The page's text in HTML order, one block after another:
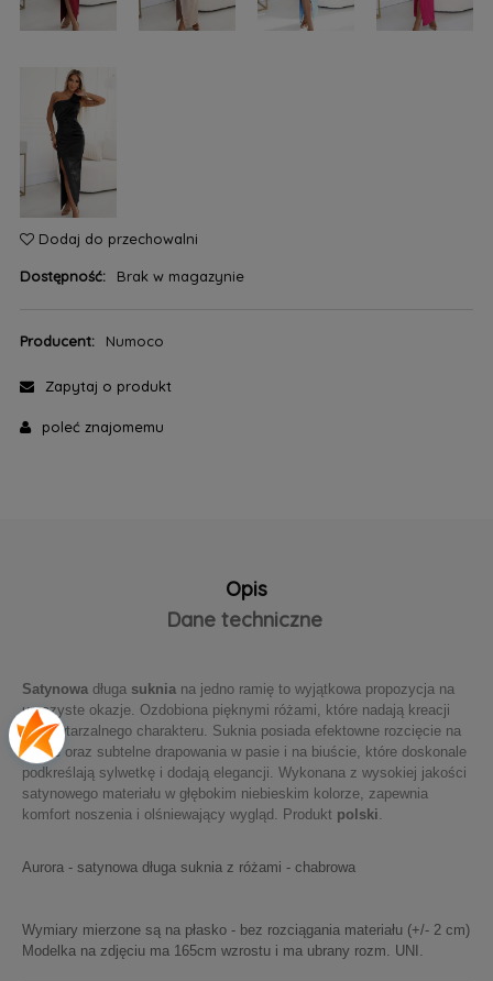
Dodaj do przechowalni
Dostępność: Brak w magazynie
Producent: Numoco
Zapytaj o produkt
poleć znajomemu
Opis
Dane techniczne
Satynowadługa sukniana jedno ramię to wyjątkowa propozycja na
uroczyste okazje. Ozdobiona pięknymi różami, które nadają kreacji
niepowtarzalnego charakteru. Suknia posiada efektowne rozcięcie na
nodze oraz subtelne drapowania w pasie i na biuście, które doskonale
podkreślają sylwetkę i dodają elegancji. Wykonana z wysokiej jakości
satynowego materiału w głębokim niebieskim kolorze, zapewnia
komfort noszenia i olśniewający wygląd. Produkt polski
Aurora - satynowa długa suknia z różami - chabrowa
Wymiary mierzone są na płasko - bez rozciągania materiału (+/- 2 cm)
Modelka na zdjęciu ma 165cm wzrostu i ma ubrany rozm. UNI.